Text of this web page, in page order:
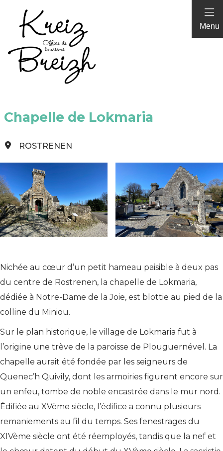
Panneau de gestion des cookies
Menu
Chapelle de Lokmaria
ROSTRENEN
Nichée au cœur d’un petit hameau paisible à deux pas
du centre de Rostrenen, la chapelle de Lokmaria,
dédiée à Notre-Dame de la Joie, est blottie au pied de la
colline du Miniou.
Sur le plan historique, le village de Lokmaria fut à
l’origine une trève de la paroisse de Plouguernével. La
chapelle aurait été fondée par les seigneurs de
Quenec’h Quivily, dont les armoiries figurent encore sur
un enfeu, tombe de noble encastrée dans le mur nord.
Édifiée au XVème siècle, l’édifice a connu plusieurs
remaniements au fil du temps. Ses fenestrages du
XIVème siècle ont été réemployés, tandis que la nef et